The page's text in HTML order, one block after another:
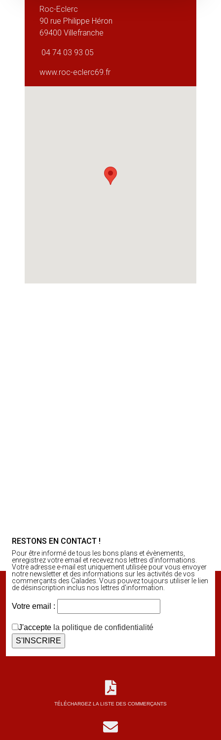
Roc-Eclerc
90 rue Philippe Héron
69400 Villefranche
04 74 03 93 05
www.roc-eclerc69.fr
RESTONS EN CONTACT !
Pour être informé de tous les bons plans et évènements,
enregistrez votre email et recevez nos lettres d'informations.
Votre adresse e-mail est uniquement utilisée pour vous envoyer
notre newsletter et des informations sur les activités de vos
commerçants des Calades. Vous pouvez toujours utiliser le lien
de désinscription inclus nos lettres d'information.
Votre email :
J'accepte la politique de confidentialité
TÉLÉCHARGEZ LA LISTE DES COMMERÇANTS